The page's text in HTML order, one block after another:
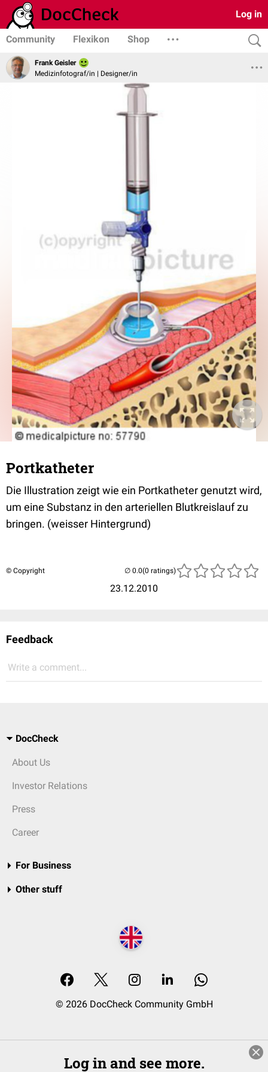
Log in
Community Flexikon Shop
Frank Geisler
Medizinfotograf/in | Designer/in
Portkatheter
Die Illustration zeigt wie ein Portkatheter genutzt wird,
um eine Substanz in den arteriellen Blutkreislauf zu
bringen. (weisser Hintergrund)
© Copyright
23.12.2010
(0 ratings)
Feedback
Write a comment...
DocCheck
About Us
Investor Relations
Press
Career
For Business
Other stuff
© 2026 DocCheck Community GmbH
Log in and see more.